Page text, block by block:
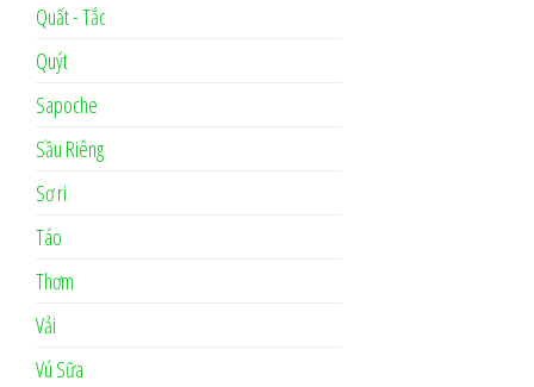
Quất - Tắc
Quýt
Sapoche
Sầu Riêng
Sơ ri
Táo
Thơm
Vải
Vú Sữa